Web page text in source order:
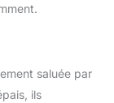
inspirée
style.
saluée par
ils